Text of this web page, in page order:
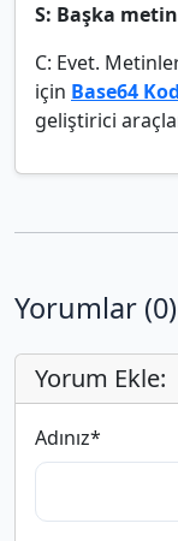
S: Başka
C: Evet.
için Base64
geliştirici
Yorumlar (0)
Yorum Ekle:
Adınız*